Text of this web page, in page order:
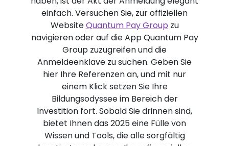
einfach. Versuchen Sie, zur offiziellen
WebsiteQuantum Pay Group zu
navigieren oder auf die App Quantum Pay
Group zuzugreifen und die
Anmeldeenklave zu suchen. Geben Sie
hier Ihre Referenzen an, und mit nur
einem Klick setzen Sie Ihre
Bildungsodyssee im Bereich der
Investition fort. Sobald Sie drinnen sind,
bietet Ihnen das 2025 eine Fülle von
Wissen und Tools, die alle sorgfältig